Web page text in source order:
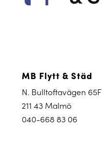
MB Flytt & Städ
N. Bulltoftavägen 65F
211 43 Malmö
040-668 83 06